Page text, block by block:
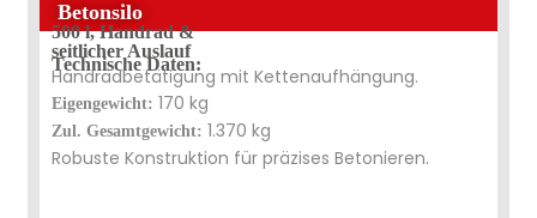
Betonsilo
500 l, Handrad &
seitlicher Auslauf
Technische Daten:
Handradbetätigung mit Kettenaufhängung.
Eigengewicht: 170 kg
Zul. Gesamtgewicht: 1.370 kg
Robuste Konstruktion für präzises Betonieren.